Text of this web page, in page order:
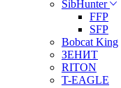
SibHunter
FFP
SFP
Bobcat King
ЗЕНИТ
RITON
T-EAGLE